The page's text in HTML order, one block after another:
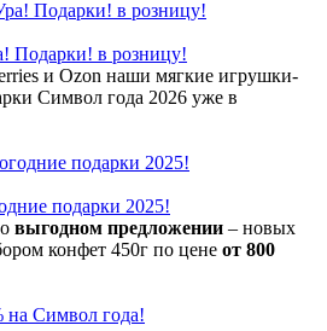
Подарки! в розницу!
и Ozon наши мягкие игрушки-
Символ года 2026 уже в
подарки 2025!
выгодном предложении – новых
конфет 450г по цене от 800